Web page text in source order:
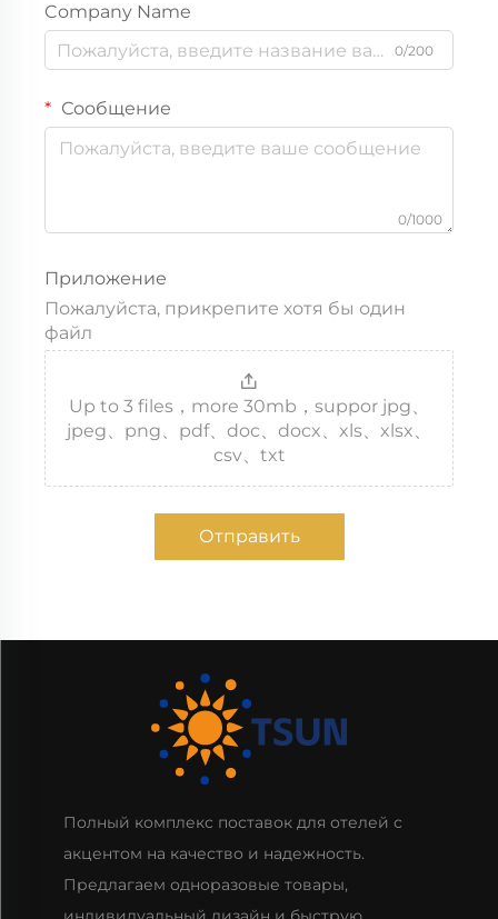
Company Name
0/200
Сообщение
0/1000
Приложение
Пожалуйста, прикрепите хотя бы один
файл
Up to 3 files，more 30mb，suppor jpg、
jpeg、png、pdf、doc、docx、xls、xlsx、
csv、txt
Отправить
Полный комплекс поставок для отелей с
акцентом на качество и надежность.
Предлагаем одноразовые товары,